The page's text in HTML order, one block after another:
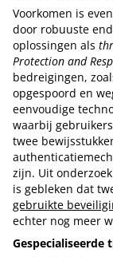
Voorkomen is
door robuuste
oplossingen als
Protection and
bedreigingen,
opgespoord en
eenvoudige
waarbij
twee
zijn. Uit
is gebleken dat
gebruikte
echter nog meer
Gespecialiseerde